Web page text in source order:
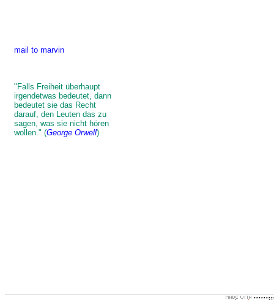
mail to marvin
"Falls Freiheit überhaupt
irgendetwas bedeutet, dann
bedeutet sie das Recht
darauf, den Leuten das zu
sagen, was sie nicht hören
wollen." (George Orwell)